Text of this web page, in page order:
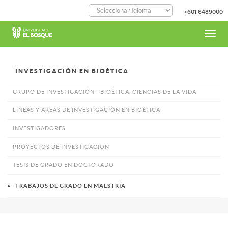
contenido
principal
+601 6489000
INVESTIGACIÓN EN BIOÉTICA
GRUPO DE INVESTIGACIÓN - BIOÉTICA, CIENCIAS DE LA VIDA
LÍNEAS Y ÁREAS DE INVESTIGACIÓN EN BIOÉTICA
INVESTIGADORES
PROYECTOS DE INVESTIGACIÓN
TESIS DE GRADO EN DOCTORADO
TRABAJOS DE GRADO EN MAESTRÍA